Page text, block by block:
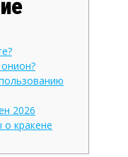
2026
кракене